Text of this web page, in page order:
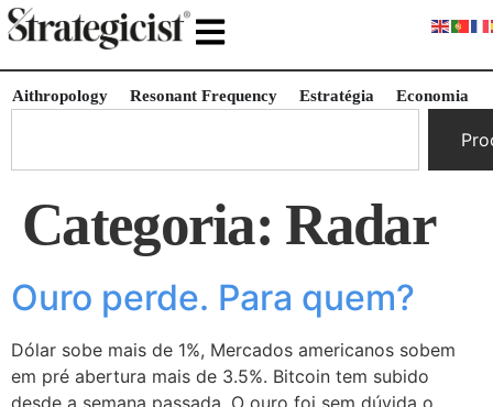
Aithropology Resonant Frequency Estratégia Economia
Categoria: Radar
Ouro perde. Para quem?
Dólar sobe mais de 1%, Mercados americanos sobem
em pré abertura mais de 3.5%. Bitcoin tem subido
desde a semana passada. O ouro foi sem dúvida o